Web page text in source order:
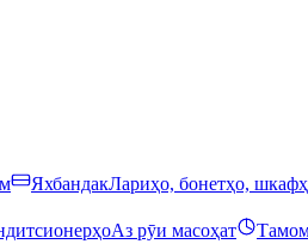
ЯхбандакЛариҳо, бонетҳо,
Аз рӯи масоҳат